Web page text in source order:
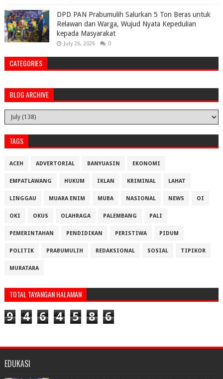
DPD PAN Prabumulih Salurkan 5 Ton Beras untuk
Relawan dan Warga, Wujud Nyata Kepedulian
kepada Masyarakat
July 26, 2026 0
CATEGORIES
BLOG ARCHIVE
TAGS
ACEH ADVERTORIAL BANYUASIN EKONOMI
EMPATLAWANG HUKUM IKLAN KRIMINAL LAHAT
LINGGAU MUARA ENIM MUBA NASIONAL NEWS OI
OKI OKUS OLAHRAGA PALEMBANG PALI
PEMERINTAHAN PENDIDIKAN PERISTIWA PIDUM
POLITIK PRABUMULIH REDAKSIONAL SOSIAL TIPIKOR
MURATARA
TOTAL TAYANGAN HALAMAN
9 4 6 4 5 8 6
EDUKASI